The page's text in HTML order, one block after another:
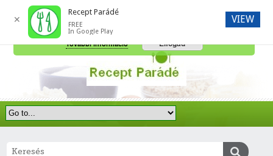
A honlap további használatához a sütik használatát el kell fogadni.
További információ
Elfogad
✕
Recept Parádé
FREE
In Google Play
VIEW